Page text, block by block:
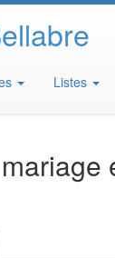
Listes